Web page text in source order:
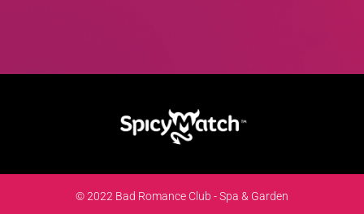
© 2022 Bad Romance Club - Spa & Garden